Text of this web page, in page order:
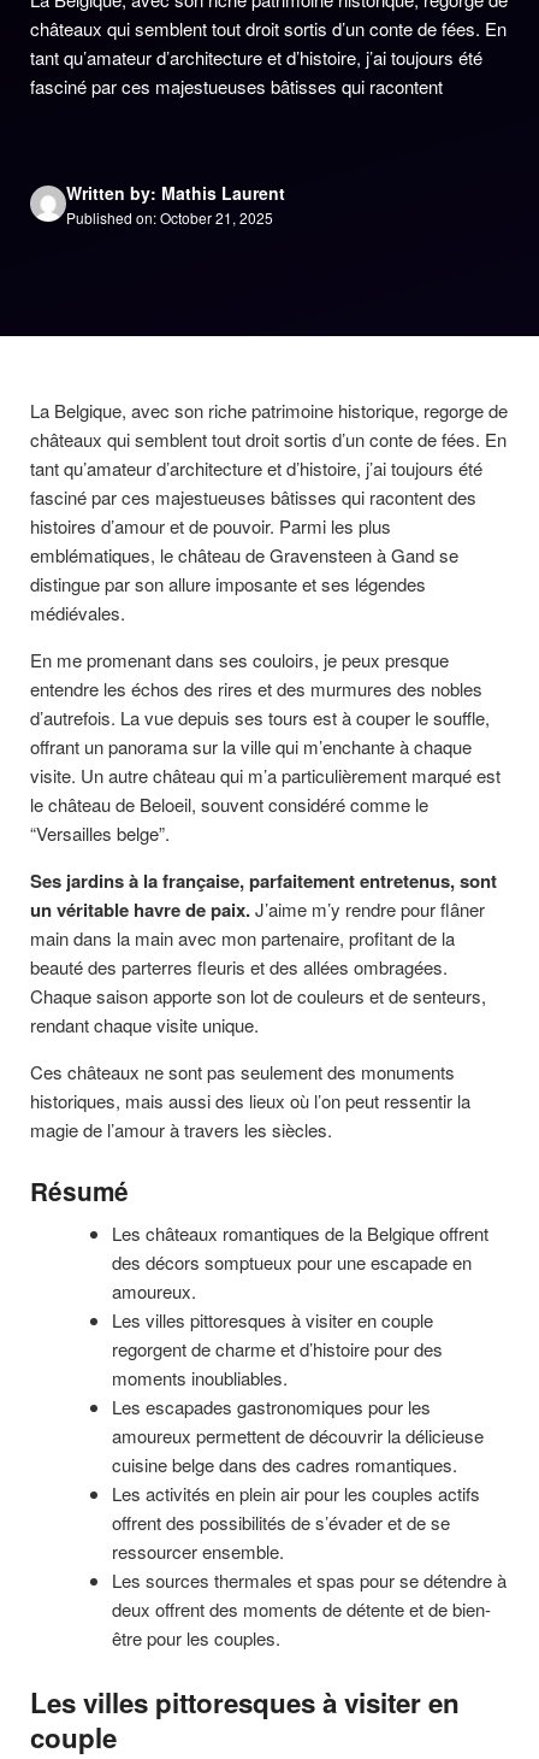
châteaux qui semblent tout droit sortis d’un conte de fées. En
tant qu’amateur d’architecture et d’histoire, j’ai toujours été
fasciné par ces majestueuses bâtisses qui racontent
Written by: Mathis Laurent
Published on: October 21, 2025
La Belgique, avec son riche patrimoine historique, regorge de
châteaux qui semblent tout droit sortis d’un conte de fées. En
tant qu’amateur d’architecture et d’histoire, j’ai toujours été
fasciné par ces majestueuses bâtisses qui racontent des
histoires d’amour et de pouvoir. Parmi les plus
emblématiques, le château de Gravensteen à Gand se
distingue par son allure imposante et ses légendes
médiévales.
En me promenant dans ses couloirs, je peux presque
entendre les échos des rires et des murmures des nobles
d’autrefois. La vue depuis ses tours est à couper le souffle,
offrant un panorama sur la ville qui m’enchante à chaque
visite. Un autre château qui m’a particulièrement marqué est
le château de Beloeil, souvent considéré comme le
“Versailles belge”.
Ses jardins à la française, parfaitement entretenus, sont
un véritable havre de paix.J’aime m’y rendre pour flâner
main dans la main avec mon partenaire, profitant de la
beauté des parterres fleuris et des allées ombragées.
Chaque saison apporte son lot de couleurs et de senteurs,
rendant chaque visite unique.
Ces châteaux ne sont pas seulement des monuments
historiques, mais aussi des lieux où l’on peut ressentir la
magie de l’amour à travers les siècles.
Résumé
Les châteaux romantiques de la Belgique offrent
des décors somptueux pour une escapade en
amoureux.
Les villes pittoresques à visiter en couple
regorgent de charme et d’histoire pour des
moments inoubliables.
Les escapades gastronomiques pour les
amoureux permettent de découvrir la délicieuse
cuisine belge dans des cadres romantiques.
Les activités en plein air pour les couples actifs
offrent des possibilités de s’évader et de se
ressourcer ensemble.
Les sources thermales et spas pour se détendre à
deux offrent des moments de détente et de bien-
être pour les couples.
Les villes pittoresques à visiter en
couple